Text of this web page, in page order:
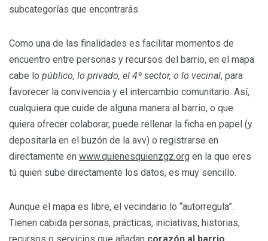
subcategorías que encontrarás.
Como una de las finalidades es facilitar momentos de
encuentro entre personas y recursos del barrio, en el mapa
cabe lo público, lo privado, el 4º sector, o lo vecinal, para
favorecer la convivencia y el intercambio comunitario. Así,
cualquiera que cuide de alguna manera al barrio, o que
quiera ofrecer colaborar, puede rellenar la ficha en papel (y
depositarla en el buzón de la avv) o registrarse en
directamente en www.quienesquienzgz.org en la que eres
tú quien sube directamente los datos, es muy sencillo.
Aunque el mapa es libre, el vecindario lo “autorregula”.
Tienen cabida personas, prácticas, iniciativas, historias,